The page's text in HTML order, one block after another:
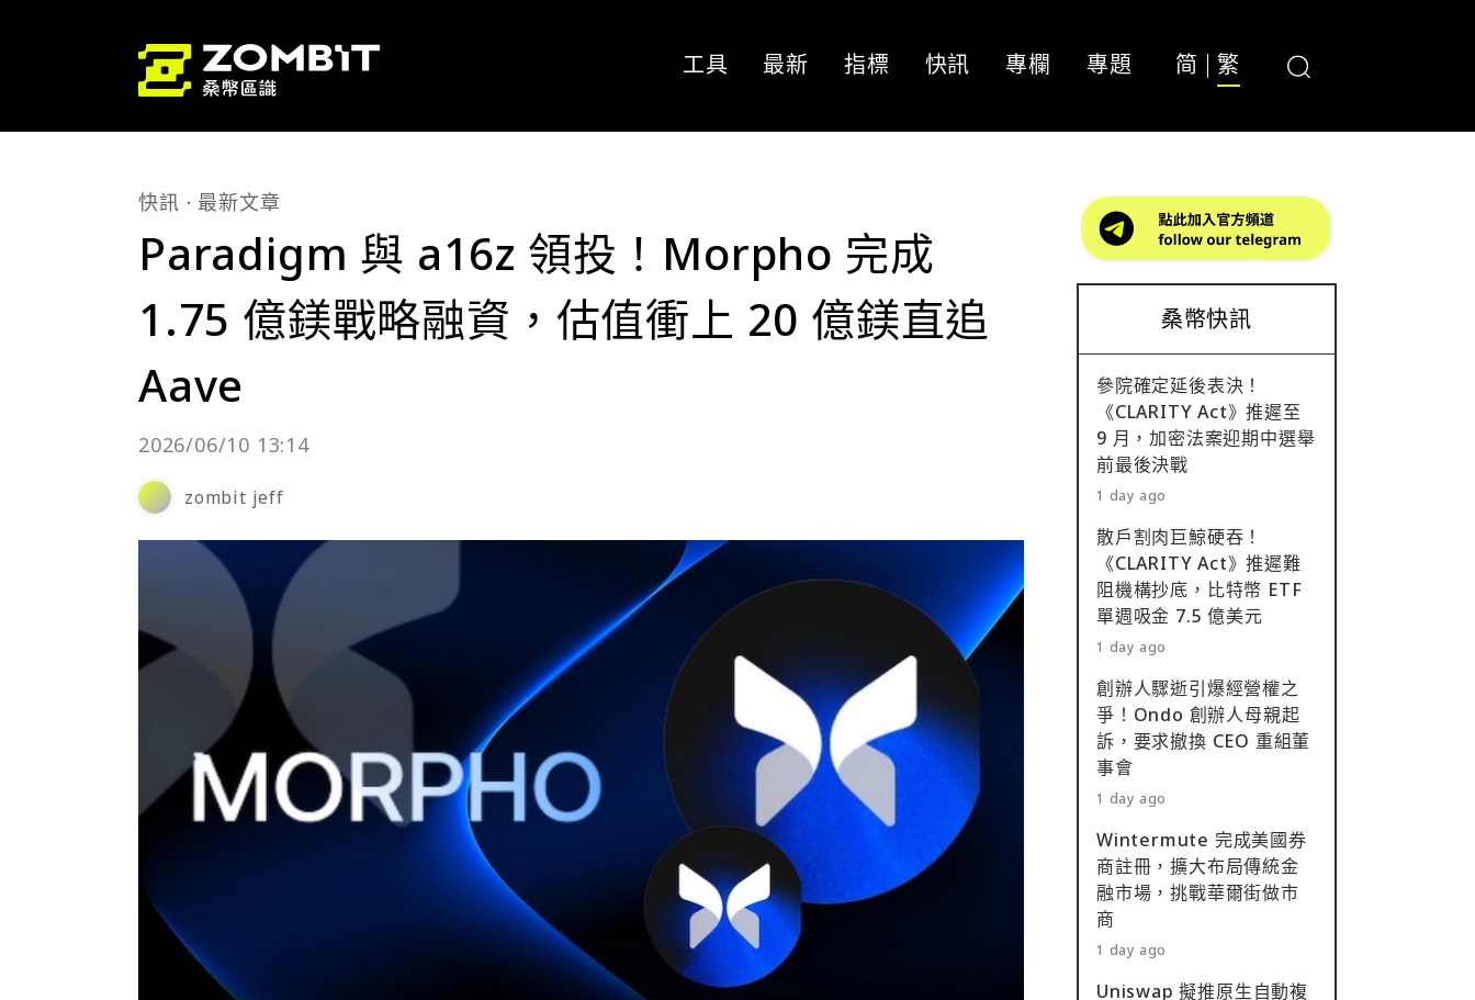
工具 最新 指標 快訊 專欄 專題 简 繁
快訊 最新文章
Paradigm 與 a16z 領投！Morpho 完成
1.75 億鎂戰略融資，估值衝上 20 億鎂直追
Aave
2026/06/10 13:14
zombit jeff
桑幣快訊
參院確定延後表決！
《CLARITY Act》推遲至
9 月，加密法案迎期中選舉
前最後決戰
1 day ago
散戶割肉巨鯨硬吞！
《CLARITY Act》推遲難
阻機構抄底，比特幣 ETF
單週吸金 7.5 億美元
1 day ago
創辦人驟逝引爆經營權之
爭！Ondo 創辦人母親起
訴，要求撤換 CEO 重組董
事會
1 day ago
Wintermute 完成美國券
商註冊，擴大布局傳統金
融市場，挑戰華爾街做市
商
1 day ago
Uniswap 擬推原生自動複